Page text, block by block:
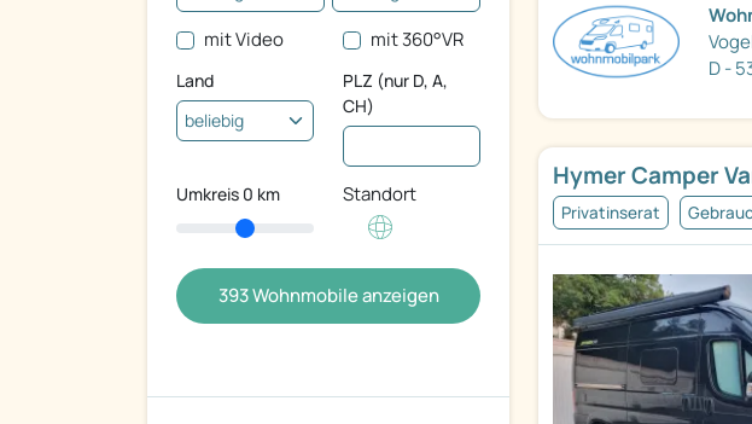
D -
Hymer Camper
Privatinserat
mit Video mit 360°VR
Land
PLZ (nur D, A,
CH)
Umkreis 0 km Standort
393Wohnmobile anzeigen